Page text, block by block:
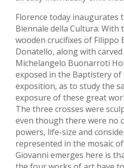
Florence today inaugurates
Biennale della Cultura. With
wooden crucifixes of Filippo
Donatello, along with
Michelangelo Buonarroti
exposed in the Baptistery of
exposition, as to study the
exposure of these great
The three crosses were
even though there were no
powers, life-size and
represented in the mosaic
Giovanni emerges here is